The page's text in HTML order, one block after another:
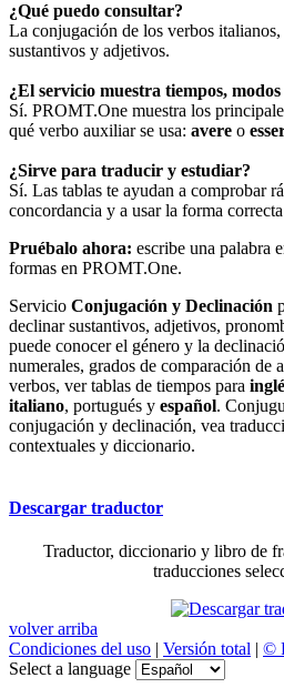
¿Qué puedo consultar?
La conjugación de los verbos
sustantivos y adjetivos.
¿El servicio muestra tiempos,
Sí. PROMT.One muestra los
qué verbo auxiliar se usa: avere o
¿Sirve para traducir y estudiar?
Sí. Las tablas te ayudan a comprobar
concordancia y a usar la forma
Pruébalo ahora: escribe una palabra
formas en PROMT.One.
Servicio Conjugación y Declinación
declinar sustantivos, adjetivos,
puede conocer el género y la
numerales, grados de comparación de
verbos, ver tablas de tiempos para
italiano, portugués y español.
conjugación y declinación, vea
contextuales y diccionario.
Descargar traductor
Traductor, diccionario y libro de
traducciones
volver arriba
Condiciones del uso | Versión total | ©
Select a language